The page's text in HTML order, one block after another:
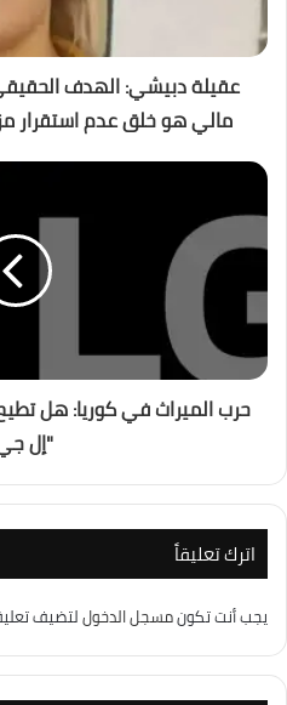
عقيلة دبيشي: الهدف
مالي هو خلق عدم استقرار
حرب الميراث في كوريا: هل
"إل
اترك تعليقاً
يجب أنت تكونمسجل الدخوللتضيف